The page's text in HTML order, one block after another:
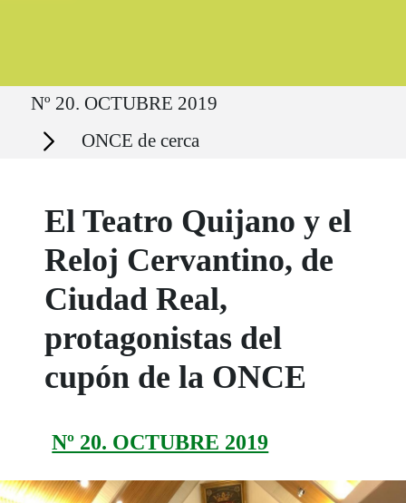
Ruta del sitio
Nº 20. OCTUBRE 2019
Secciones ONCE de cerca
El Teatro Quijano y el
Reloj Cervantino, de
Ciudad Real,
protagonistas del
cupón de la ONCE
Nº 20. OCTUBRE 2019